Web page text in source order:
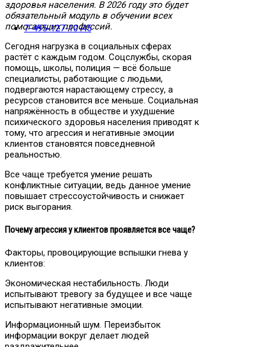
7-495-127-10-45
здоровья населения. В 2026 году это будет
обязательный модуль в обучении всех
помогающих профессий.
Сегодня нагрузка в социальных сферах
растёт с каждым годом. Соцслужбы, скорая
помощь, школы, полиция — всё больше
специалисты, работающие с людьми,
подвергаются нарастающему стрессу, а
ресурсов становится все меньше. Социальная
напряжённость в обществе и ухудшение
психического здоровья населения приводят к
тому, что агрессия и негативные эмоции
клиентов становятся повседневной
реальностью.
Все чаще требуется умение решать
конфликтные ситуации, ведь данное умение
повышает стрессоустойчивость и снижает
риск выгорания.
Почему агрессия у клиентов проявляется все чаще?
Факторы, провоцирующие вспышки гнева у
клиентов:
Экономическая нестабильность. Люди
испытывают тревогу за будущее и все чаще
испытывают негативные эмоции.
Информационный шум. Переизбыток
информации вокруг делает людей